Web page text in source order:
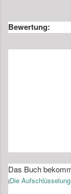
Bewertung:
Das Buch
(Die